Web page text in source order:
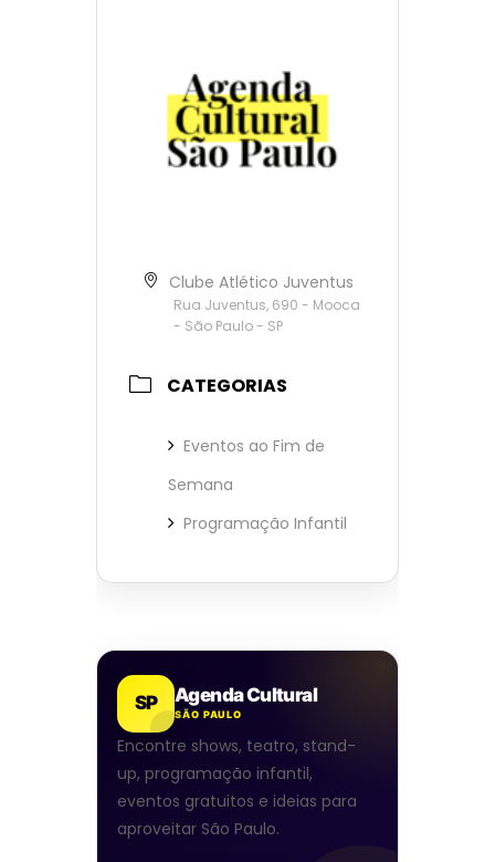
Clube Atlético Juventus
Rua Juventus, 690 - Mooca
- São Paulo - SP
CATEGORIAS
Eventos ao Fim de
Semana
Programação Infantil
SP Agenda Cultural
SÃO PAULO
Encontre shows, teatro, stand-
up, programação infantil,
eventos gratuitos e ideias para
aproveitar São Paulo.